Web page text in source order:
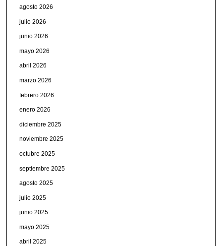
agosto 2026
julio 2026
junio 2026
mayo 2026
abril 2026
marzo 2026
febrero 2026
enero 2026
diciembre 2025
noviembre 2025
octubre 2025
septiembre 2025
agosto 2025
julio 2025
junio 2025
mayo 2025
abril 2025